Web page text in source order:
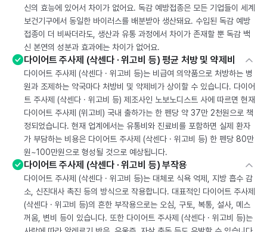
신의 효능에 있어서 차이가 없어요. 독감 예방접종은 모든 기업들이 세계
보건기구에서 동일한 바이러스를 배분받아 생산돼요. 수입된 독감 예방
접종이 더 비싸더라도, 생산과 유통 과정에서 차이가 존재할 뿐 독감 백
신 본연의 성분과 효과에는 차이가 없어요.
다이어트 주사제 (삭센다 · 위고비 등) 평균 처방 및 약제비
다이어트 주사제 (삭센다 · 위고비 등)는 비급여 의약품으로 처방하는 병
원과 조제하는 약국마다 처방비 및 약제비가 상이할 수 있습니다. 다이어
트 주사제 (삭센다 · 위고비 등) 제조사인 노보노디스트 사에 따르면 현재
다이어트 주사제 (위고비) 국내 출하가는 한 펜당 약 37만 2천원으로 책
정되었습니다. 현재 업계에서는 유통비와 진료비를 포함하면 실제 환자
가 부담하는 비용은 다이어트 주사제 (삭센다 · 위고비 등) 한 펜당 80만
원~100만원으로 형성될 것으로 예상됩니다.
다이어트 주사제 (삭센다 · 위고비 등) 부작용
다이어트 주사제 (삭센다 · 위고비 등)는 대체로 식욕 억제, 지방 흡수 감
소, 신진대사 촉진 등의 방식으로 작용합니다. 대표적인 다이어트 주사제
(삭센다 · 위고비 등)의 흔한 부작용으로는 오심, 구토, 복통, 설사, 메스
꺼움, 변비 등이 있습니다. 또한 다이어트 주사제 (삭센다 · 위고비 등)는